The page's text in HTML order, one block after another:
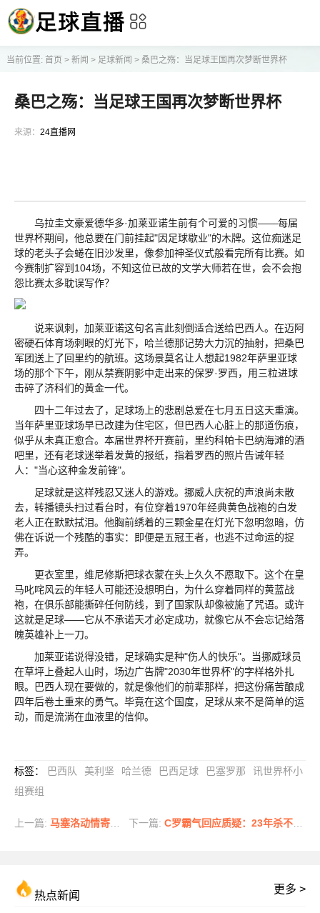
当前位置: 首页 > 新闻 > 足球新闻 > 桑巴之殇：当足球王国再次梦断世界杯
桑巴之殇：当足球王国再次梦断世界杯
来源： 24直播网
乌拉圭文豪爱德华多·加莱亚诺生前有个可爱的习惯——每届
世界杯期间，他总要在门前挂起"因足球歇业"的木牌。这位痴迷足
球的老头子会蜷在旧沙发里，像参加神圣仪式般看完所有比赛。如
今赛制扩容到104场，不知这位已故的文学大师若在世，会不会抱
怨比赛太多耽误写作？
说来讽刺，加莱亚诺这句名言此刻倒适合送给巴西人。在迈阿
密硬石体育场刺眼的灯光下，哈兰德那记势大力沉的抽射，把桑巴
军团送上了回里约的航班。这场景莫名让人想起1982年萨里亚球
场的那个下午，刚从禁赛阴影中走出来的保罗·罗西，用三粒进球
击碎了济科们的黄金一代。
四十二年过去了，足球场上的悲剧总爱在七月五日这天重演。
当年萨里亚球场早已改建为住宅区，但巴西人心脏上的那道伤痕，
似乎从未真正愈合。本届世界杯开赛前，里约科帕卡巴纳海滩的酒
吧里，还有老球迷举着发黄的报纸，指着罗西的照片告诫年轻
人："当心这种金发前锋"。
足球就是这样残忍又迷人的游戏。挪威人庆祝的声浪尚未散
去，转播镜头扫过看台时，有位穿着1970年经典黄色战袍的白发
老人正在默默拭泪。他胸前绣着的三颗金星在灯光下忽明忽暗，仿
佛在诉说一个残酷的事实：即便是五冠王者，也逃不过命运的捉
弄。
更衣室里，维尼修斯把球衣蒙在头上久久不愿取下。这个在皇
马叱咤风云的年轻人可能还没想明白，为什么穿着同样的黄蓝战
袍，在俱乐部能撕碎任何防线，到了国家队却像被施了咒语。或许
这就是足球——它从不承诺天才必定成功，就像它从不会忘记给落
魄英雄补上一刀。
加莱亚诺说得没错，足球确实是种"伤人的快乐"。当挪威球员
在草坪上叠起人山时，场边广告牌"2030年世界杯"的字样格外扎
眼。巴西人现在要做的，就是像他们的前辈那样，把这份痛苦酿成
四年后卷土重来的勇气。毕竟在这个国度，足球从来不是简单的运
动，而是流淌在血液里的信仰。
标签： 巴西队 美利坚 哈兰德 巴西足球 巴塞罗那
讯世界杯小
组赛组
上一篇: 马塞洛动情寄语桑巴军团：传奇黄衫终将王者归来 下一篇: C罗霸气回应质疑：23年杀不死我的终将使我更强大 真正的葡萄牙人永远与我同在
热点新闻
更多 >